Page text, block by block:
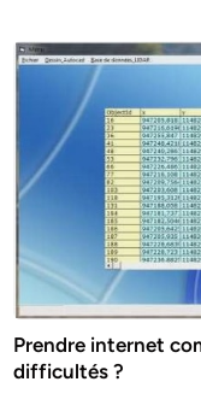
Prendre internet
difficultés ?